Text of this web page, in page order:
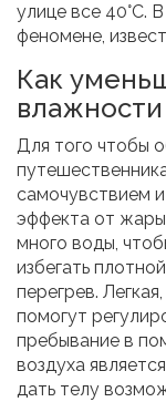
улице все 40°C.
феномене,
Как
влажности
Для того чтобы
самочувствием
эффекта от
много воды,
избегать
перегрев.
помогут
пребывание в
воздуха
дать телу